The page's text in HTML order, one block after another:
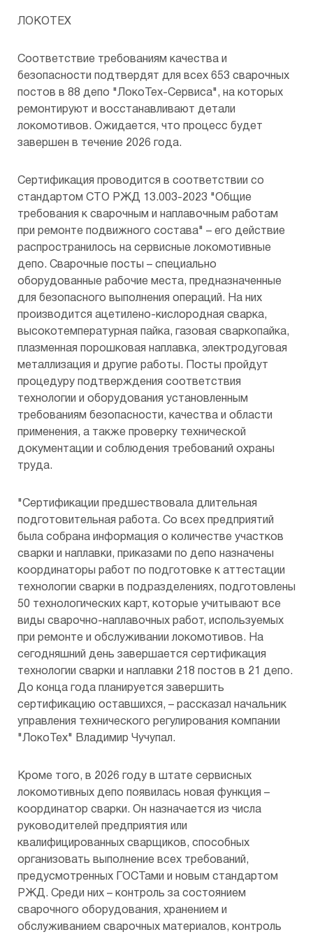
ЛОКОТЕХ
Соответствие требованиям качества и
безопасности подтвердят для всех 653 сварочных
постов в 88 депо "ЛокоТех-Сервиса", на которых
ремонтируют и восстанавливают детали
локомотивов. Ожидается, что процесс будет
завершен в течение 2026 года.
Сертификация проводится в соответствии со
стандартом СТО РЖД 13.003-2023 "Общие
требования к сварочным и наплавочным работам
при ремонте подвижного состава" – его действие
распространилось на сервисные локомотивные
депо. Сварочные посты – специально
оборудованные рабочие места, предназначенные
для безопасного выполнения операций. На них
производится ацетилено-кислородная сварка,
высокотемпературная пайка, газовая сваркопайка,
плазменная порошковая наплавка, электродуговая
металлизация и другие работы. Посты пройдут
процедуру подтверждения соответствия
технологии и оборудования установленным
требованиям безопасности, качества и области
применения, а также проверку технической
документации и соблюдения требований охраны
труда.
"Сертификации предшествовала длительная
подготовительная работа. Со всех предприятий
была собрана информация о количестве участков
сварки и наплавки, приказами по депо назначены
координаторы работ по подготовке к аттестации
технологии сварки в подразделениях, подготовлены
50 технологических карт, которые учитывают все
виды сварочно-наплавочных работ, используемых
при ремонте и обслуживании локомотивов. На
сегодняшний день завершается сертификация
технологии сварки и наплавки 218 постов в 21 депо.
До конца года планируется завершить
сертификацию оставшихся, – рассказал начальник
управления технического регулирования компании
"ЛокоТех" Владимир Чучупал.
Кроме того, в 2026 году в штате сервисных
локомотивных депо появилась новая функция –
координатор сварки. Он назначается из числа
руководителей предприятия или
квалифицированных сварщиков, способных
организовать выполнение всех требований,
предусмотренных ГОСТами и новым стандартом
РЖД. Среди них – контроль за состоянием
сварочного оборудования, хранением и
обслуживанием сварочных материалов, контроль
Предоставление копий документов